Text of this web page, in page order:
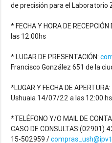
de precisión para el Laboratorio
* FECHA Y HORA DE
las 12:00hs
* LUGAR DE PRESENTACIÓN:
Francisco González 651 de la
*LUGAR Y FECHA DE
Ushuaia 14/07/22 a las 12:00 hs
*TELÉFONO Y/O MAIL DE
CASO DE
15-502959 /